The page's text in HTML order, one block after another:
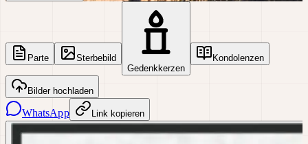
Parte
Sterbebild
Gedenkkerzen
Kondolenzen
Bilder hochladen
WhatsApp Link kopieren